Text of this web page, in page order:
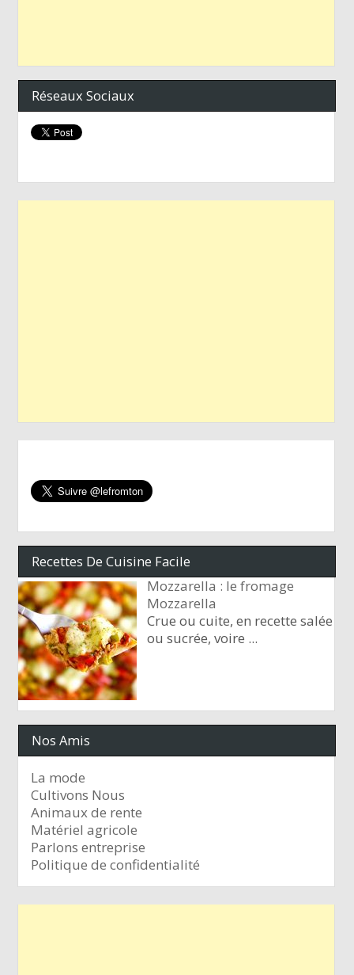
Réseaux Sociaux
Recettes De Cuisine Facile
Mozzarella : le fromage
Mozzarella
Crue ou cuite, en recette salée
ou sucrée, voire ...
Nos Amis
La mode
Cultivons Nous
Animaux de rente
Matériel agricole
Parlons entreprise
Politique de confidentialité